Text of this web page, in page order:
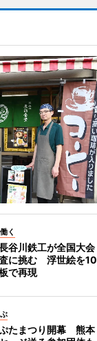
く
谷川鉄工が全国大会
に挑む 浮世絵を10
で再現
たまつり開幕 熊本